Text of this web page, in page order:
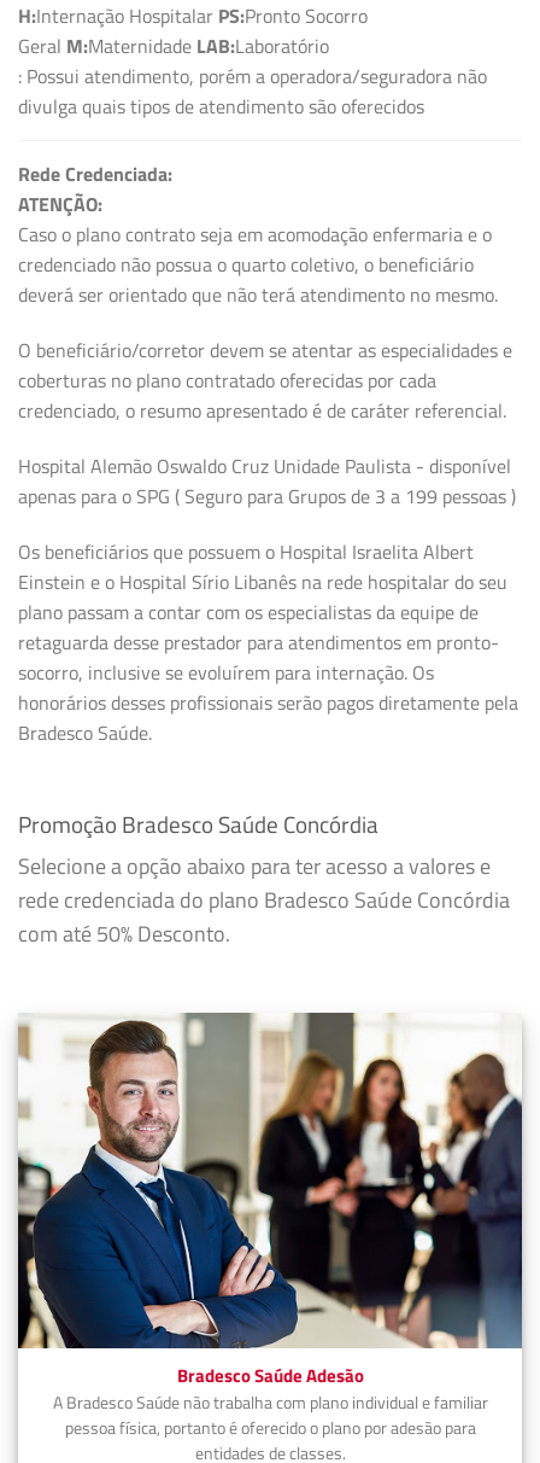
H:Internação Hospitalar PS:Pronto Socorro
Geral M:Maternidade LAB:Laboratório
: Possui atendimento, porém a operadora/seguradora não
divulga quais tipos de atendimento são oferecidos
Rede Credenciada:
ATENÇÃO:
Caso o plano contrato seja em acomodação enfermaria e o
credenciado não possua o quarto coletivo, o beneficiário
deverá ser orientado que não terá atendimento no mesmo.
O beneficiário/corretor devem se atentar as especialidades e
coberturas no plano contratado oferecidas por cada
credenciado, o resumo apresentado é de caráter referencial.
Hospital Alemão Oswaldo Cruz Unidade Paulista - disponível
apenas para o SPG ( Seguro para Grupos de 3 a 199 pessoas )
Os beneficiários que possuem o Hospital Israelita Albert
Einstein e o Hospital Sírio Libanês na rede hospitalar do seu
plano passam a contar com os especialistas da equipe de
retaguarda desse prestador para atendimentos em pronto-
socorro, inclusive se evoluírem para internação. Os
honorários desses profissionais serão pagos diretamente pela
Bradesco Saúde.
Promoção Bradesco Saúde Concórdia
Selecione a opção abaixo para ter acesso a valores e
rede credenciada do plano Bradesco Saúde Concórdia
com até 50% Desconto.
Bradesco Saúde Adesão
A Bradesco Saúde não trabalha com plano individual e familiar
pessoa física, portanto é oferecido o plano por adesão para
entidades de classes.